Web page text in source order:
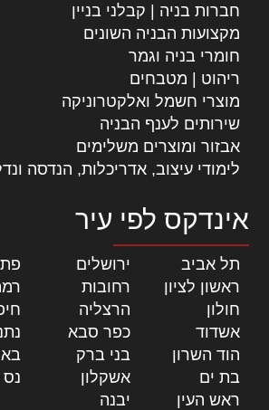
חברות בניה | קבלני בניין
מקצועות הבניה השונים
חומרי בניה וגמר
ריהוט | מטבחים
מוצרי חשמל ואלקטרוניקה
שירותים לענף הבניה
אבזור ומוצרים משלימים
לימודי עיצוב, אדריכלות, הנדסה
אינדקס לפי עיר
תל אביב ירושלים
ראשון לציון
רחובות
חולון
הרצליה
אשדוד
כפר סבא
הוד השרון
בני ברק
בת ים
אשקלון נס
ראש העין
יבנה